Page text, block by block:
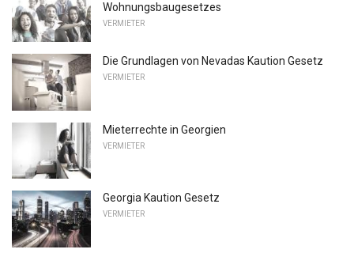
Wohnungsbaugesetzes
VERMIETER
Die Grundlagen von Nevadas Kaution Gesetz
VERMIETER
Mieterrechte in Georgien
VERMIETER
Georgia Kaution Gesetz
VERMIETER